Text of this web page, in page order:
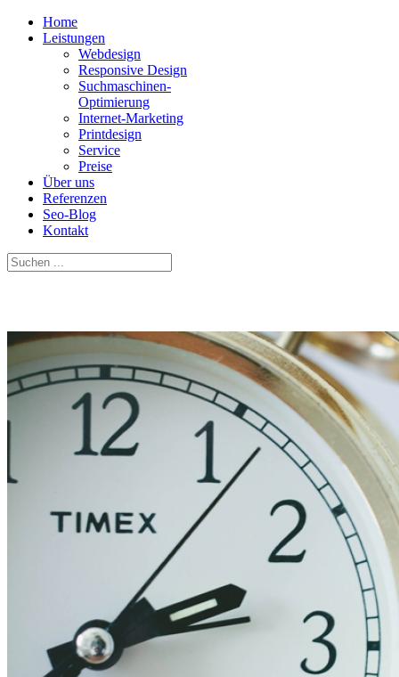
Home
Leistungen
Webdesign
Responsive Design
Suchmaschinen-
Optimierung
Internet-Marketing
Printdesign
Service
Preise
Über uns
Referenzen
Seo-Blog
Kontakt